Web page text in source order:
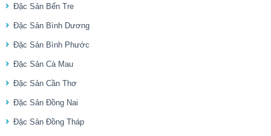
Đặc Sản Bến Tre
Đặc Sản Bình Dương
Đặc Sản Bình Phước
Đặc Sản Cà Mau
Đặc Sản Cần Thơ
Đặc Sản Đồng Nai
Đặc Sản Đồng Tháp